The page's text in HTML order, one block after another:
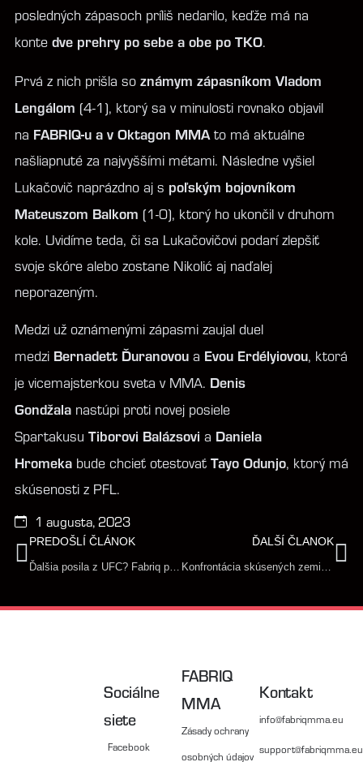
posledných zápasoch príliš nedarilo, keďže má na
konte dve prehry po sebe a obe po TKO.
Prvá z nich prišla so známym zápasníkom Vladom
Lengálom (4-1), ktorý sa v minulosti rovnako objavil
na FABRIQ-u a v Oktagon MMAto má aktuálne
našliapnuté za najvyššími métami. Následne vyšiel
Lukačovič naprázdno aj s poľským bojovníkom
Mateuszom Balkom (1-0), ktorý ho ukončil v druhom
kole. Uvidíme teda, či sa Lukačovičovi podarí zlepšiť
svoje skóre alebo zostane Nikolić aj naďalej
neporazeným.
Medzi už oznámenými zápasmi zaujal duel
medzi Bernadett Ďuranovou a Evou Erdélyiovou, ktorá
je vicemajsterkou sveta v MMA. Denis
Gondžala nastúpi proti novej posiele
Spartakusu Tiborovi Balázsovi a Daniela
Hromeka bude chcieť otestovať Tayo Odunjo, ktorý má
skúsenosti z PFL.
1 augusta, 2023
PREDOŠLÍ ČLÁNOK ĎALŠÍ ČLANOK
Sociálne
siete
Facebook
FABRIQ
MMA
Zásady ochrany
osobných údajov
Kontakt
info@fabriqmma.eu
support@fabriqmma.eu